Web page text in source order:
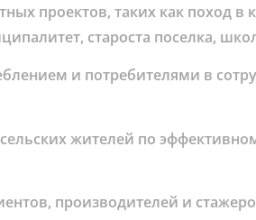
проектов, таких как поход в
староста поселка,
и потребителями в
жителей по
производителей и